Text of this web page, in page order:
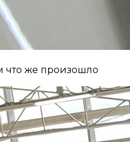
что же произошло